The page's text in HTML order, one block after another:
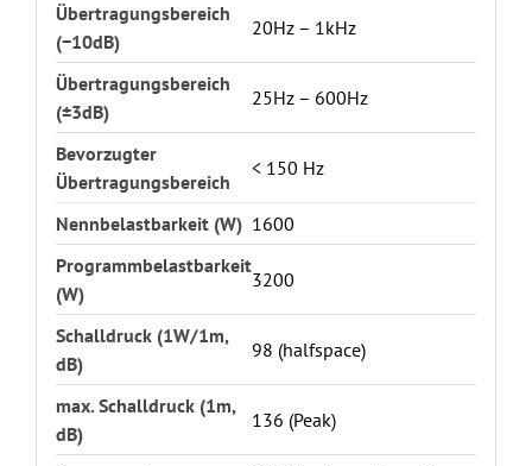
Übertragungsbereich
(−10dB)
20Hz – 1kHz
Übertragungsbereich
(±3dB)
25Hz – 600Hz
Bevorzugter
Übertragungsbereich
< 150 Hz
Nennbelastbarkeit (W) 1600
Programmbelastbarkeit
(W)
3200
Schalldruck (1W/1m,
dB)
98 (halfspace)
max. Schalldruck (1m,
dB)
136 (Peak)